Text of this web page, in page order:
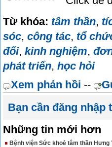
Từ khóa: tâm thần,
sóc, công tác, tổ
đổi, kinh nghiệm,
phát triển, học hỏi
Xem phản hồi --
Bạn cần đăng nhập
Những tin mới hơn
Bệnh viện Sức khoẻ tâm thần